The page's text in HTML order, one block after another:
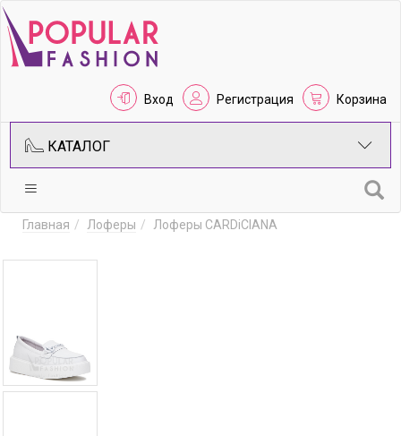
Вход Регистрация Корзина
КАТАЛОГ
Главная Лоферы Лоферы CARDiCIANA